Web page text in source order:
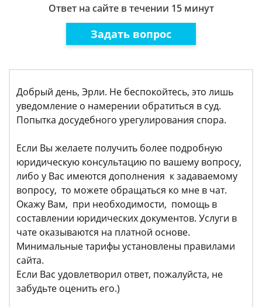
Ответ на сайте в течении 15 минут
Задать вопрос
Добрый день, Эрли. Не беспокойтесь, это лишь
уведомление о намерении обратиться в суд.
Попытка досудебного урегулирования спора.
Если Вы желаете получить более подробную
юридическую консультацию по вашему вопросу,
либо у Вас имеются дополнения к задаваемому
вопросу, то можете обращаться ко мне в чат.
Окажу Вам, при необходимости, помощь в
составлении юридических документов. Услуги в
чате оказываются на платной основе.
Минимальные тарифы установлены правилами
сайта.
Если Вас удовлетворил ответ, пожалуйста, не
забудьте оценить его.)